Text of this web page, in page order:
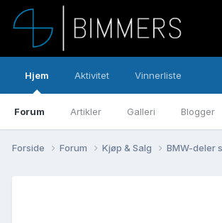
Hjem
Forum Artikler Galleri Blogger
Aktivitet Vinnerliste
Forside Forum Kjøp & Salg BMW-deler